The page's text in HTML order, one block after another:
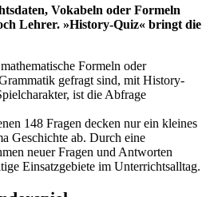
Vokabeln oder Formeln
Lehrer. »History-Quiz« bringt die
Formeln oder
gefragt sind, mit History-
ist die Abfrage
148 Fragen decken nur ein kleines
Geschichte ab. Durch eine
neuer Fragen und Antworten
Einsatzgebiete im Unterrichtsalltag.